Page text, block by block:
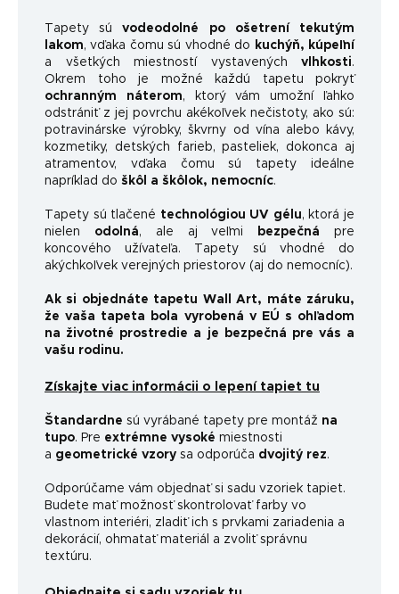
Tapety súvodeodolné po ošetrení tekutým
lakom, vďaka čomu sú vhodné do
kuchýň, kúpeľní
a všetkých miestností vystavených vlhkosti.
Okrem toho je možné každú tapetu pokryť
ochranným náterom, ktorý vám umožní ľahko
odstrániť z jej povrchu akékoľvek nečistoty, ako sú:
potravinárske výrobky, škvrny od vína alebo kávy,
kozmetiky, detských farieb, pasteliek, dokonca aj
atramentov, vďaka čomu sú tapety ideálne
napríklad do škôl a škôlok, nemocníc.
Tapety sú tlačené technológiou UV gélu, ktorá je
nielen odolná, ale aj veľmi bezpečná pre
koncového užívateľa. Tapety sú vhodné do
akýchkoľvek verejných priestorov (aj do nemocníc).
Ak si objednáte tapetu Wall Art, máte záruku,
že vaša tapeta bola vyrobená v EÚ s ohľadom
na životné prostredie a je bezpečná pre vás a
vašu rodinu.
Získajte viac informácii o lepení tapiet tu
Štandardne sú vyrábané tapety pre montáž na
tupo. Pre extrémne vysoké miestnosti
a geometrické vzory sa odporúča dvojitý rez.
Odporúčame vám objednať si sadu vzoriek tapiet.
Budete mať možnosť skontrolovať farby vo
vlastnom interiéri, zladiť ich s prvkami zariadenia a
dekorácií, ohmatať materiál a zvoliť správnu
textúru.